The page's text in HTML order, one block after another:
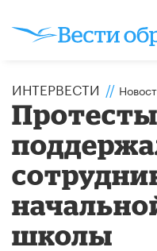
ИНТЕРВЕСТИ //
школы